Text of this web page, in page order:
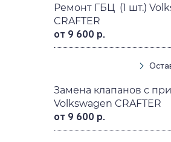
Ремонт ГБЦ (1 шт.)
CRAFTER
от 9 600 р.
Замена клапанов с
Volkswagen CRAFTER
от 9 600 р.